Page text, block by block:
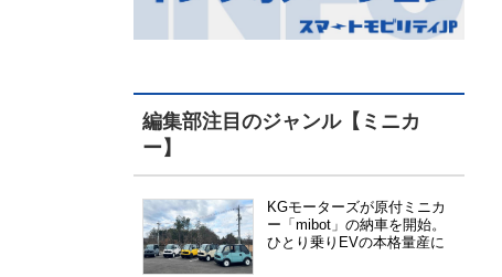
編集部注目のジャンル【ミニカ
ー】
KGモーターズが原付ミニカ
ー「mibot」の納車を開始。
ひとり乗りEVの本格量産に